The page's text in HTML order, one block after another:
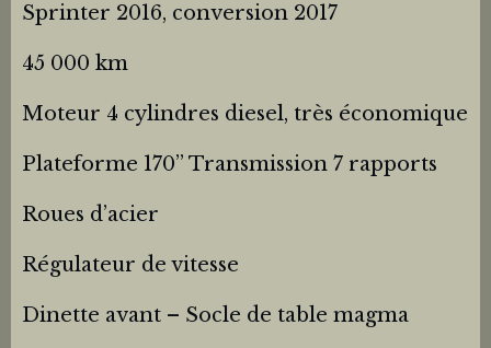
Sprinter 2016, conversion 2017
45 000 km
Moteur 4 cylindres diesel, très économique
Plateforme 170’’ Transmission 7 rapports
Roues d’acier
Régulateur de vitesse
Dinette avant – Socle de table magma